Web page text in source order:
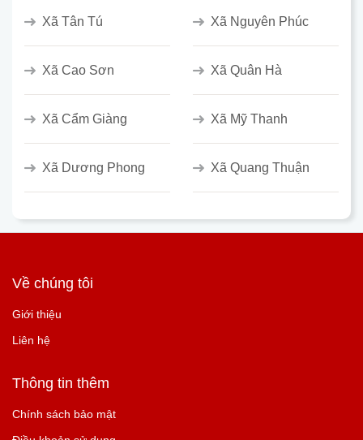
Xã Tân Tú Xã Nguyên Phúc
Xã Cao Sơn Xã Quân Hà
Xã Cẩm Giàng Xã Mỹ Thanh
Xã Dương Phong Xã Quang Thuận
Về chúng tôi
Giới thiệu
Liên hệ
Thông tin thêm
Chính sách bảo mật